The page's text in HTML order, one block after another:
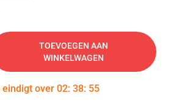
TOEVOEGEN AAN
WINKELWAGEN
eindigt over 02: 38: 54